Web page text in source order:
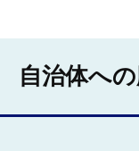
自治体へ